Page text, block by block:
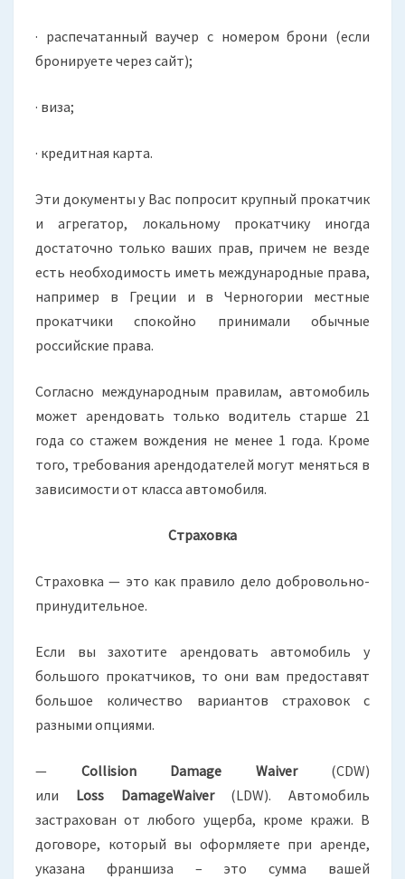
· распечатанный ваучер с номером брони (если
бронируете через сайт);
· виза;
· кредитная карта.
Эти документы у Вас попросит крупный прокатчик
и агрегатор, локальному прокатчику иногда
достаточно только ваших прав, причем не везде
есть необходимость иметь международные права,
например в Греции и в Черногории местные
прокатчики спокойно принимали обычные
российские права.
Согласно международным правилам, автомобиль
может арендовать только водитель старше 21
года со стажем вождения не менее 1 года. Кроме
того, требования арендодателей могут меняться в
зависимости от класса автомобиля.
Страховка
Страховка — это как правило дело добровольно-
принудительное.
Если вы захотите арендовать автомобиль у
большого прокатчиков, то они вам предоставят
большое количество вариантов страховок с
разными опциями.
— Collision Damage Waiver(CDW)
или Loss DamageWaiver(LDW). Автомобиль
застрахован от любого ущерба, кроме кражи. В
договоре, который вы оформляете при аренде,
указана франшиза – это сумма вашей